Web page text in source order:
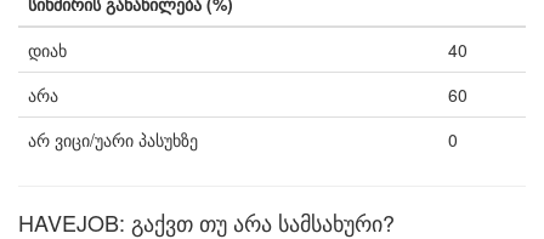
დიახ
40
არა
60
არ ვიცი/უარი პასუხზე
0
HAVEJOB: გაქვთ თუ არა სამსახური?